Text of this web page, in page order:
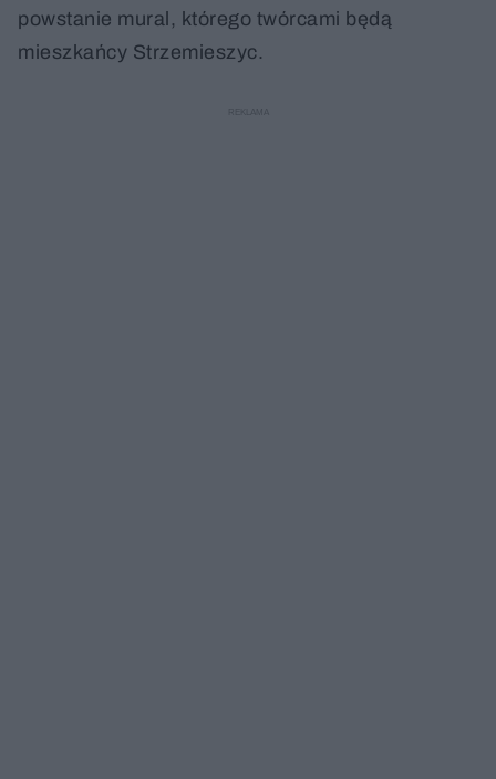
powstanie mural, którego twórcami będą
mieszkańcy Strzemieszyc.